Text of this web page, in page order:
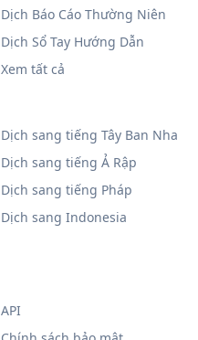
Dịch Báo Cáo Thường Niên
Dịch Sổ Tay Hướng Dẫn
Xem tất cả
Dịch sang tiếng Tây Ban Nha
Dịch sang tiếng Ả Rập
Dịch sang tiếng Pháp
Dịch sang Indonesia
API